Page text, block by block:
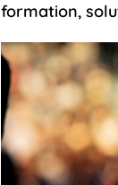
formation,